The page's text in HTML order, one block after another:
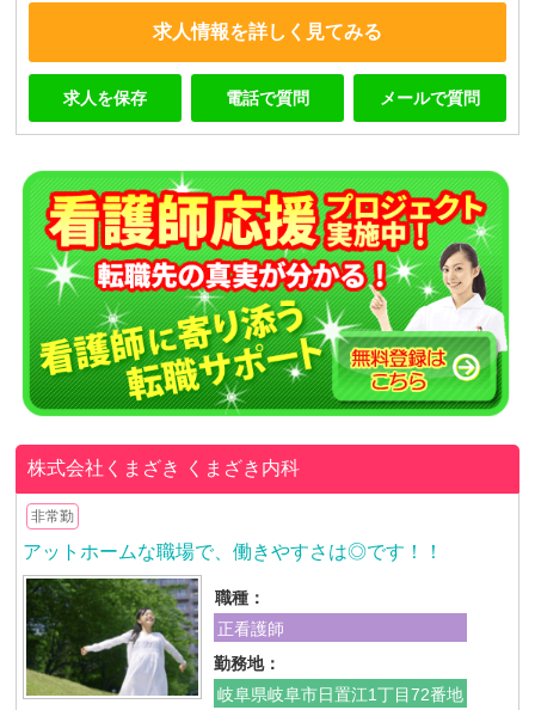
求人情報を詳しく見てみる
求人を保存 電話で質問 メールで質問
株式会社くまざき くまざき内科
非常勤
アットホームな職場で、働きやすさは◎です！！
職種：
正看護師
勤務地：
岐阜県岐阜市日置江1丁目72番地